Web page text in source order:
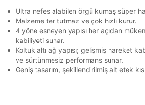
Ultra nefes alabilen örgü kumaş süper
Malzeme ter tutmaz ve çok hızlı kurur.
4 yöne esneyen yapısı her açıdan
kabiliyeti sunar.
Koltuk altı ağ yapısı; gelişmiş hareket
ve sürtünmesiz performans sunar.
Geniş tasarım, şekillendirilmiş alt etek
E-mail
Çağrı Merkezi / Arama
Kişisel verilerimin Doğuş Perakende
Aksesuar Ticaret A.Ş. bünyesinde
markalara ait ürünlerin bana özel
Doğuş Grubu şirketlerinde bulunan